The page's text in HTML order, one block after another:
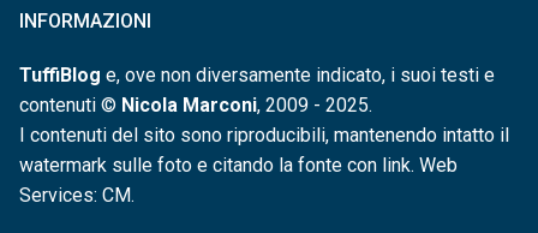
INFORMAZIONI
TuffiBlog e, ove non diversamente indicato, i suoi testi e
contenuti © Nicola Marconi, 2009 - 2025.
I contenuti del sito sono riproducibili, mantenendo intatto il
watermark sulle foto e citando la fonte con link. Web
Services: CM.